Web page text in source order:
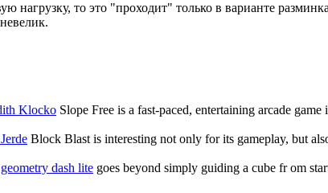
нагрузку, то это "проходит" только в варианте
Klocko Slope Free is a fast-paced, entertaining arcade
Block Blast is interesting not only for its gameplay, but
geometry dash lite goes beyond simply guiding a cube fr om